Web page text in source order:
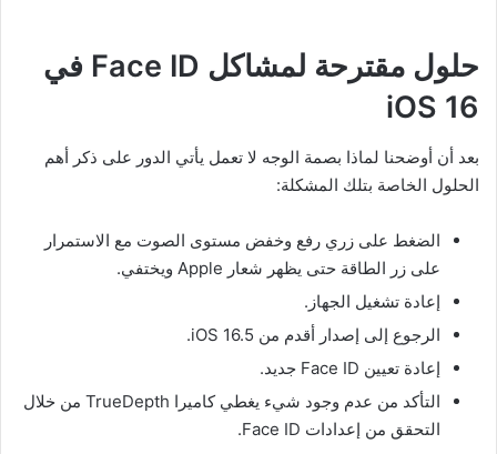
حلول مقترحة لمشاكل Face ID في
iOS 16
بعد أن أوضحنا لماذا بصمة الوجه لا تعمل يأتي الدور على ذكر أهم
الحلول الخاصة بتلك المشكلة:
الضغط على زري رفع وخفض مستوى الصوت مع الاستمرار
على زر الطاقة حتى يظهر شعار Apple ويختفي.
إعادة تشغيل الجهاز.
الرجوع إلى إصدار أقدم من iOS 16.5.
إعادة تعيين Face ID جديد.
التأكد من عدم وجود شيء يغطي كاميرا TrueDepth من خلال
التحقق من إعدادات Face ID.